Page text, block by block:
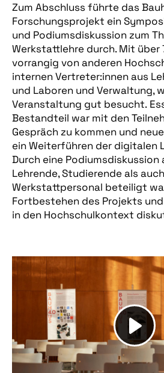
Zum Abschluss führte das
Forschungsprojekt ein
und Podiumsdiskussion zum
Werkstattlehre durch. Mit über
vorrangig von anderen
internen Vertreter:innen aus
und Laboren und Verwaltung,
Veranstaltung gut besucht.
Bestandteil war mit den
Gespräch zu kommen und
ein Weiterführen der digitalen
Durch eine Podiumsdiskussion
Lehrende, Studierende als auch
Werkstattpersonal beteiligt
Fortbestehen des Projekts
in den Hochschulkontext